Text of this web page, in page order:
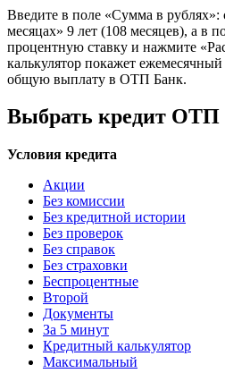
Введите в поле «Сумма в рублях»:
месяцах» 9 лет (108 месяцев), а в
процентную ставку и нажмите
калькулятор покажет
общую выплату в ОТП Банк.
Выбрать кредит ОТП
Условия кредита
Акции
Без комиссии
Без кредитной истории
Без проверок
Без справок
Без страховки
Беспроцентные
Второй
Документы
За 5 минут
Кредитный калькулятор
Максимальный